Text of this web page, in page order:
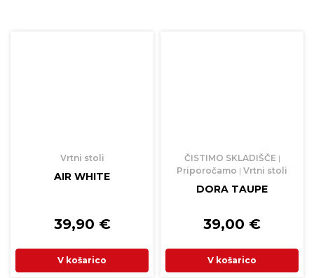
Vrtni stoli
AIR WHITE
39,90 €
V košarico
ČISTIMO SKLADIŠČE |
Priporočamo | Vrtni stoli
DORA TAUPE
39,00 €
V košarico